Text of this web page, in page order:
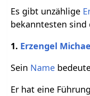
Es gibt unzählige
bekanntesten sind
1. Erzengel
Sein Name
Er hat eine